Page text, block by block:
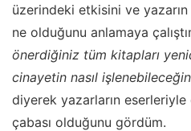
üzerindeki etkisini ve yazarın
ne olduğunu anlamaya
önerdiğiniz tüm kitapları
cinayetin nasıl
diyerek yazarların
çabası olduğunu gördüm.